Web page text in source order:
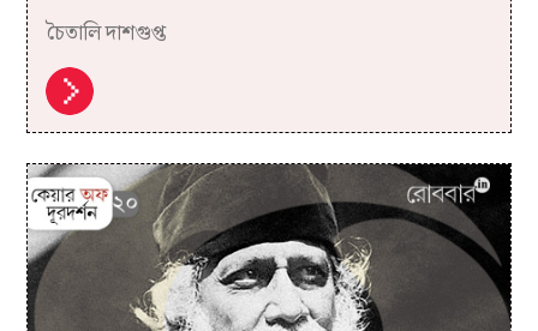
চৈতালি দাশগুপ্ত